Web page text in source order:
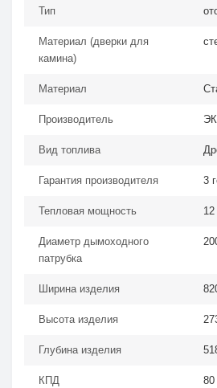
Тип
Материал (дверки для
камина)
Материал
Производитель
Вид топлива
Гарантия производителя 3
Тепловая мощность
Диаметр дымоходного
патрубка
Ширина изделия
Высота изделия
Глубина изделия
КПД 80